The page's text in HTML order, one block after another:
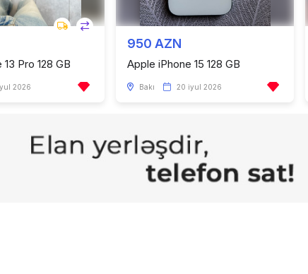
Pro 128 GB
2026
950 AZN
Apple iPhone 15 128 GB
Bakı 20 iyul 2026